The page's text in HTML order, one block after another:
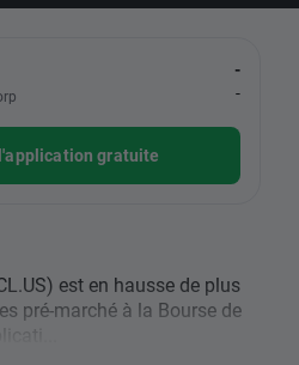
-
-
gratuite
est en hausse de plus
pré-marché à la Bourse de